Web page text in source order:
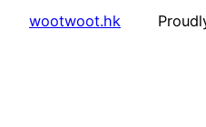
wootwoot.hk